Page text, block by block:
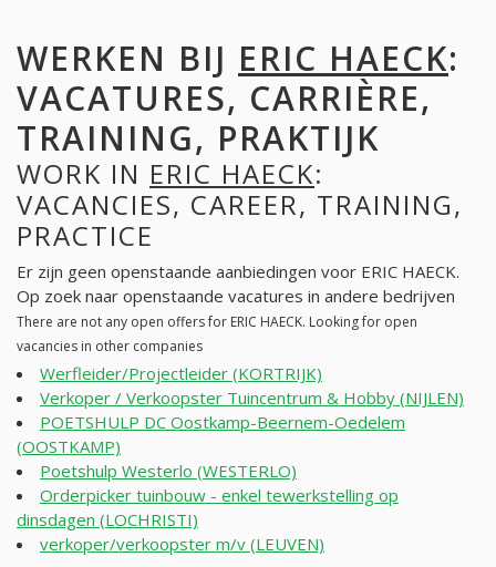
WERKEN BIJ ERIC HAECK:
VACATURES, CARRIÈRE,
TRAINING, PRAKTIJK
WORK IN ERIC HAECK:
VACANCIES, CAREER, TRAINING,
PRACTICE
Er zijn geen openstaande aanbiedingen voor ERIC HAECK.
Op zoek naar openstaande vacatures in andere bedrijven
There are not any open offers for ERIC HAECK. Looking for open
vacancies in other companies
Werfleider/Projectleider (KORTRIJK)
Verkoper / Verkoopster Tuincentrum & Hobby (NIJLEN)
POETSHULP DC Oostkamp-Beernem-Oedelem
(OOSTKAMP)
Poetshulp Westerlo (WESTERLO)
Orderpicker tuinbouw - enkel tewerkstelling op
dinsdagen (LOCHRISTI)
verkoper/verkoopster m/v (LEUVEN)